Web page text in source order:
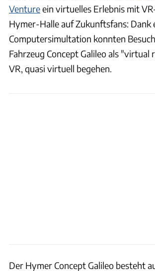
Ventureein virtuelles Erlebnis mit
Hymer-Halle auf Zukunftsfans: Dank
Computersimultation konnten
Fahrzeug Concept Galileo als "virtual
VR, quasi virtuell begehen.
Der Hymer Concept Galileo besteht